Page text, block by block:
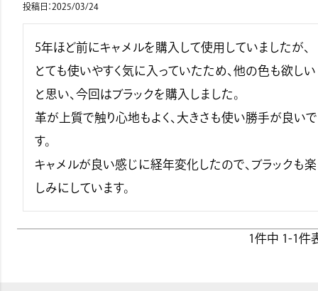
投稿日 2025/03/24
5年ほど前にキャメルを購入して使用していましたが、
とても使いやすく気に入っていたため、他の色も欲しい
と思い、今回はブラックを購入しました。
革が上質で触り心地もよく、大きさも使い勝手が良いで
す。
キャメルが良い感じに経年変化したので、ブラックも楽
しみにしています。
1件中 1-1件